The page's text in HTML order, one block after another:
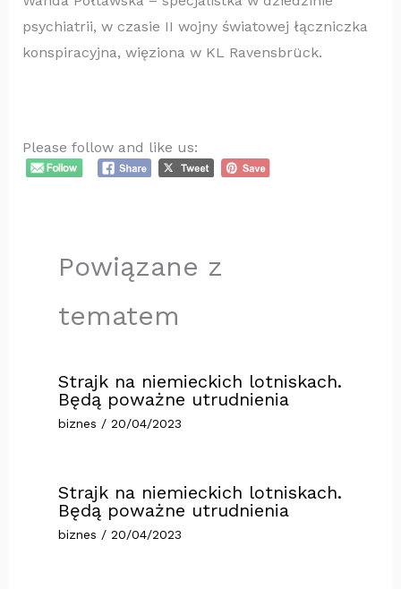
psychiatrii, w czasie II wojny światowej łączniczka
konspiracyjna, więziona w KL Ravensbrück.
Please follow and like us:
Powiązane z
tematem
Strajk na niemieckich lotniskach.
Będą poważne utrudnienia
biznes / 20/04/2023
Strajk na niemieckich lotniskach.
Będą poważne utrudnienia
biznes / 20/04/2023